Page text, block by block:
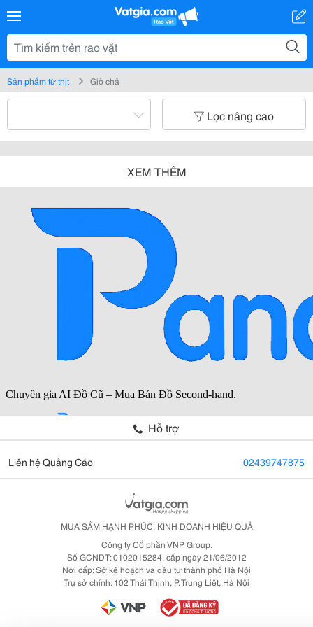
Sản phẩm từ thịt Giò chả
Lọc nâng cao
XEM THÊM
Hỗ trợ
Liên hệ Quảng Cáo 02439747875
MUA SẮM HẠNH PHÚC, KINH DOANH HIỆU QUẢ
Công ty Cổ phần VNP Group.
Số GCNDT: 0102015284, cấp ngày 21/06/2012
Nơi cấp: Sở kế hoạch và đầu tư thành phố Hà Nội
Trụ sở chính: 102 Thái Thịnh, P. Trung Liệt, Hà Nội